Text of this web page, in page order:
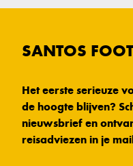
SANTOS
Het eerste serieuze
de hoogte blijven?
nieuwsbrief en
reisadviezen in je